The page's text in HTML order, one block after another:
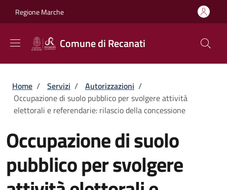
Regione Marche
Comune di Recanati
Briciole di pane
Home / Servizi / Autorizzazioni /
Occupazione di suolo pubblico per svolgere attività
elettorali e referendarie: rilascio della concessione
Occupazione di suolo
pubblico per svolgere